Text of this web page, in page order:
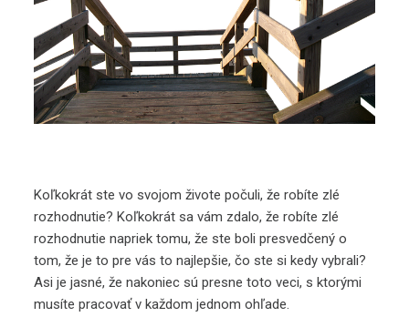
Koľkokrát ste vo svojom živote počuli, že robíte zlé
rozhodnutie? Koľkokrát sa vám zdalo, že robíte zlé
rozhodnutie napriek tomu, že ste boli presvedčený o
tom, že je to pre vás to najlepšie, čo ste si kedy vybrali?
Asi je jasné, že nakoniec sú presne toto veci, s ktorými
musíte pracovať v každom jednom ohľade.